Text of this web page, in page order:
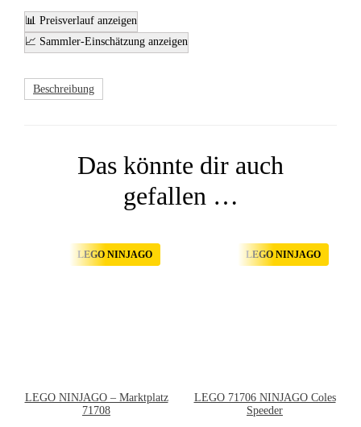
📊 Preisverlauf anzeigen
📈 Sammler-Einschätzung anzeigen
Beschreibung
Das könnte dir auch
gefallen …
LEGO NINJAGO
LEGO NINJAGO – Marktplatz
71708
LEGO NINJAGO
LEGO 71706 NINJAGO Coles
Speeder